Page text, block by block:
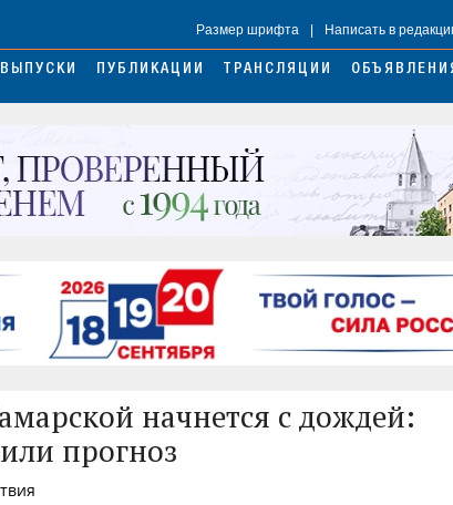
Размер шрифта Написать в
ВЫПУСКИ ПУБЛИКАЦИИ ТРАНСЛЯЦИИ
начнется с дождей:
прогноз